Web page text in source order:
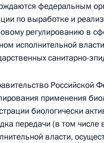
закон от
изменений в Кодекс
закона «Об
закон от
изменений в Кодекс
2026 года
федеральным
по выработке и
регулированию в
исполнительной
санитарно-
Российской
применения
биологически
передачи (в том
власти,